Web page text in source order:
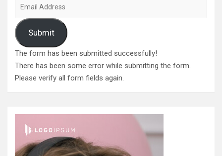
Submit
The form has been submitted successfully!
There has been some error while submitting the form.
Please verify all form fields again.